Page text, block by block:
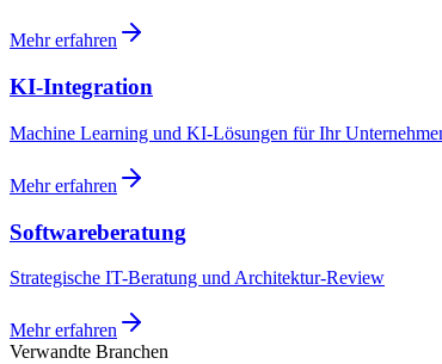
Mehr erfahren
KI-Integration
Machine Learning und KI-Lösungen für Ihr
Mehr erfahren
Softwareberatung
Strategische IT-Beratung und Architektur-Review
Mehr erfahren
Verwandte Branchen